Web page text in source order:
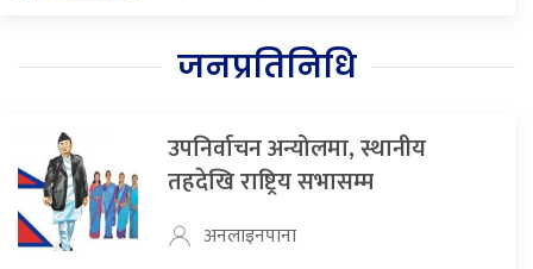
जनप्रतिनिधि
उपनिर्वाचन अन्योलमा, स्थानीय
तहदेखि राष्ट्रिय सभासम्म
अनलाइनपाना